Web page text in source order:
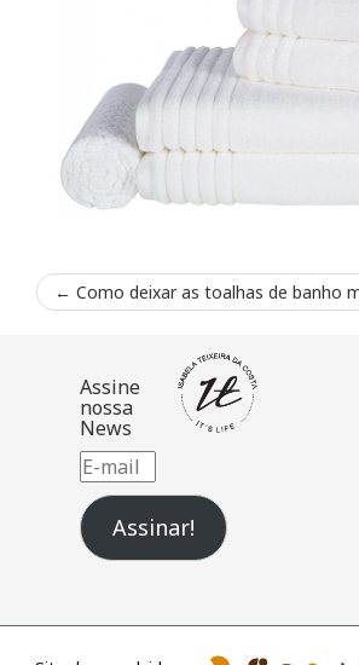
← Como deixar as toalhas de banho
Assine
nossa
News
E-
mail
Assinar!